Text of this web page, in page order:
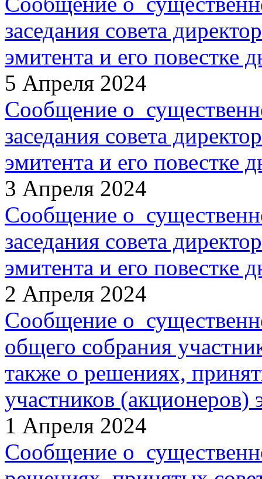
заседания совета
эмитента и его повестке
5 Апреля 2024
Сообщение о
заседания совета
эмитента и его повестке
3 Апреля 2024
Сообщение о
заседания совета
эмитента и его повестке
2 Апреля 2024
Сообщение о
общего собрания
также о решениях,
участников (акционеров)
1 Апреля 2024
Сообщение о